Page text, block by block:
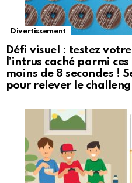
Divertissement
Défi visuel : testez
l’intrus caché parmi
moins de 8 secondes !
pour relever le